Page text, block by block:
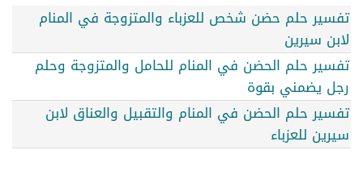
تفسير حلم حضن شخص للعزباء والمتزوجة في المنام
لابن سيرين
تفسير حلم الحضن في المنام للحامل والمتزوجة وحلم
رجل يضمني بقوة
تفسير حلم الحضن في المنام والتقبيل والعناق لابن
سيرين للعزباء